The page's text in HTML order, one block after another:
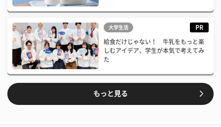
大学生活 PR
給食だけじゃない！ 牛乳をもっと楽
しむアイデア、学生が本気で考えてみ
た
もっと見る